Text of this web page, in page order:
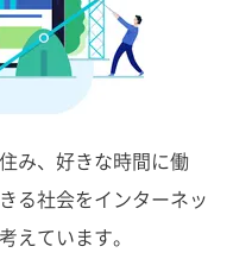
み、好きな時間に働
る社会をインターネッ
えています。